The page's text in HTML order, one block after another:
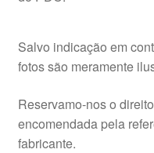
Salvo indicação em
fotos são meramente
Reservamo-nos o
encomendada pela
fabricante.